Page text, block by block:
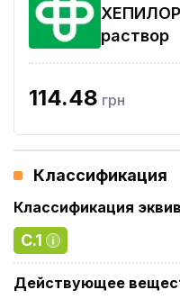
ХЕПИЛОР
раствор
114.48 грн
Классификация
Классификация
C.1
Действующее